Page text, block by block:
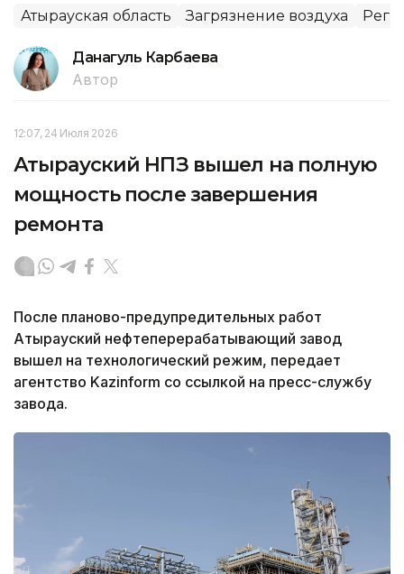
Атырауская область Загрязнение воздуха
Данагуль Карбаева
Автор
12:07, 24 Июля 2026
Атырауский НПЗ вышел на полную
мощность после завершения
ремонта
После планово-предупредительных работ
Атырауский нефтеперерабатывающий завод
вышел на технологический режим, передает
агентство Kazinform со ссылкой на пресс-службу
завода.